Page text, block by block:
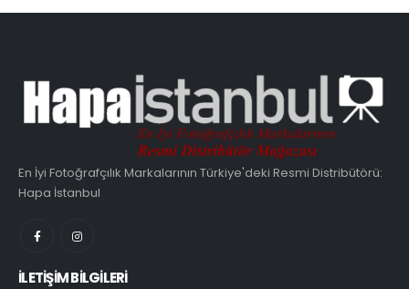
En İyi Fotoğrafçılık Markalarının Türkiye'deki Resmi Distribütörü:
Hapa İstanbul
İLETIŞIM BILGILERI